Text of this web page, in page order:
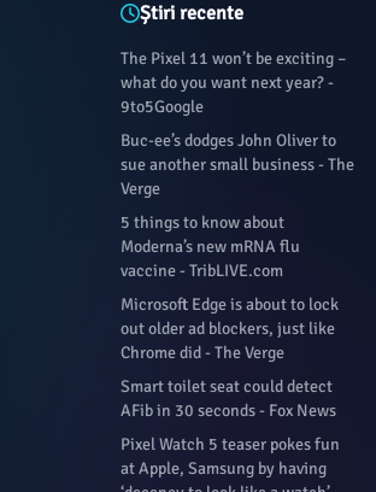
Știri recente
The Pixel 11 won’t be exciting –
what do you want next year? -
9to5Google
Buc-ee’s dodges John Oliver to
sue another small business - The
Verge
5 things to know about
Moderna’s new mRNA flu
vaccine - TribLIVE.com
Microsoft Edge is about to lock
out older ad blockers, just like
Chrome did - The Verge
Smart toilet seat could detect
AFib in 30 seconds - Fox News
Pixel Watch 5 teaser pokes fun
at Apple, Samsung by having